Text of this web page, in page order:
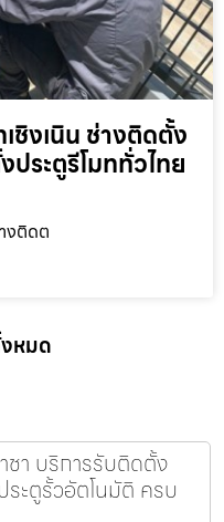
ชิงเนิน ช่างติดตั้ง
ระตูรีโมททั่วไทย
งติดต
หมด
ชา บริการรับติดตั้ง
ะตูรั้วอัตโนมัติ ครบ